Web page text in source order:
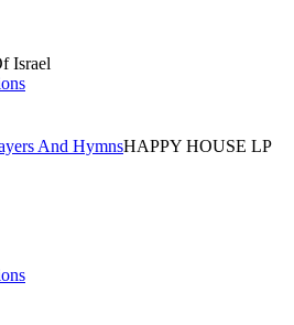
Israel
And HymnsHAPPY HOUSE LP